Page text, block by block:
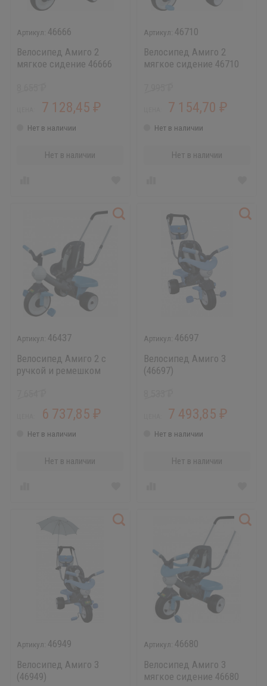
46666
Велосипед Амиго 2
мягкое сидение 46666
7 128,45 ₽
Нет в наличии
Нет в наличии
46710
Велосипед Амиго 2
мягкое сидение 46710
7 154,70₽
Нет в наличии
Нет в наличии
46437
Велосипед Амиго 2 с
ручкой и ремешком
6 737,85 ₽
Нет в наличии
Нет в наличии
46697
Велосипед Амиго 3
(46697)
7 493,85₽
Нет в наличии
Нет в наличии
46949
Велосипед Амиго 3
(46949)
46680
Велосипед Амиго 3
мягкое сидение 46680